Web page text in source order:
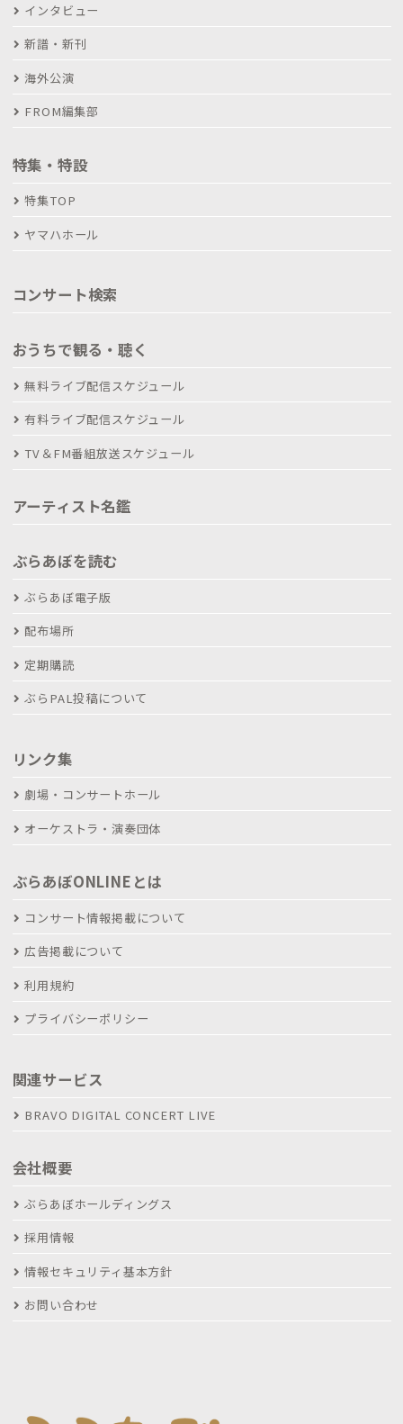
インタビュー
新譜・新刊
海外公演
FROM編集部
特集・特設
特集TOP
ヤマハホール
コンサート検索
おうちで観る・聴く
無料ライブ配信スケジュール
有料ライブ配信スケジュール
TV＆FM番組放送スケジュール
アーティスト名鑑
ぶらあぼを読む
ぶらあぼ電子版
配布場所
定期購読
ぶらPAL投稿について
リンク集
劇場・コンサートホール
オーケストラ・演奏団体
ぶらあぼONLINEとは
コンサート情報掲載について
広告掲載について
利用規約
プライバシーポリシー
関連サービス
BRAVO DIGITAL CONCERT LIVE
会社概要
ぶらあぼホールディングス
採用情報
情報セキュリティ基本方針
お問い合わせ